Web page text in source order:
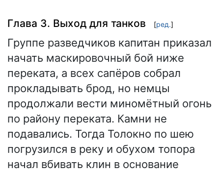
Глава 3. Выход для танков [ред.]
Группе разведчиков капитан приказал
начать маскировочный бой ниже
переката, а всех сапёров собрал
прокладывать брод, но немцы
продолжали вести миномётный огонь
по району переката. Камни не
подавались. Тогда Толокно по шею
погрузился в реку и обухом топора
начал вбивать клин в основание